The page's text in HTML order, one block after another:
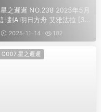
星之遲遲 NO.238 2025年5月
計劃A 明日方舟 艾雅法拉 [34
P] 2025-11-14 182
C007.星之遲遲